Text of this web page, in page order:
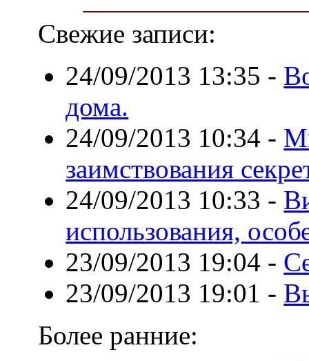
Свежие записи:
24/09/2013 13:35 -
дома.
24/09/2013 10:34 -
заимствования
24/09/2013 10:33 -
использования,
23/09/2013 19:04 -
23/09/2013 19:01 -
Более ранние: